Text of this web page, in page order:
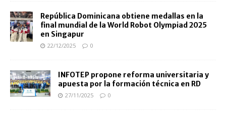
República Dominicana obtiene medallas en la
final mundial de la World Robot Olympiad 2025
en Singapur
22/12/2025 0
INFOTEP propone reforma universitaria y
apuesta por la formación técnica en RD
27/11/2025 0